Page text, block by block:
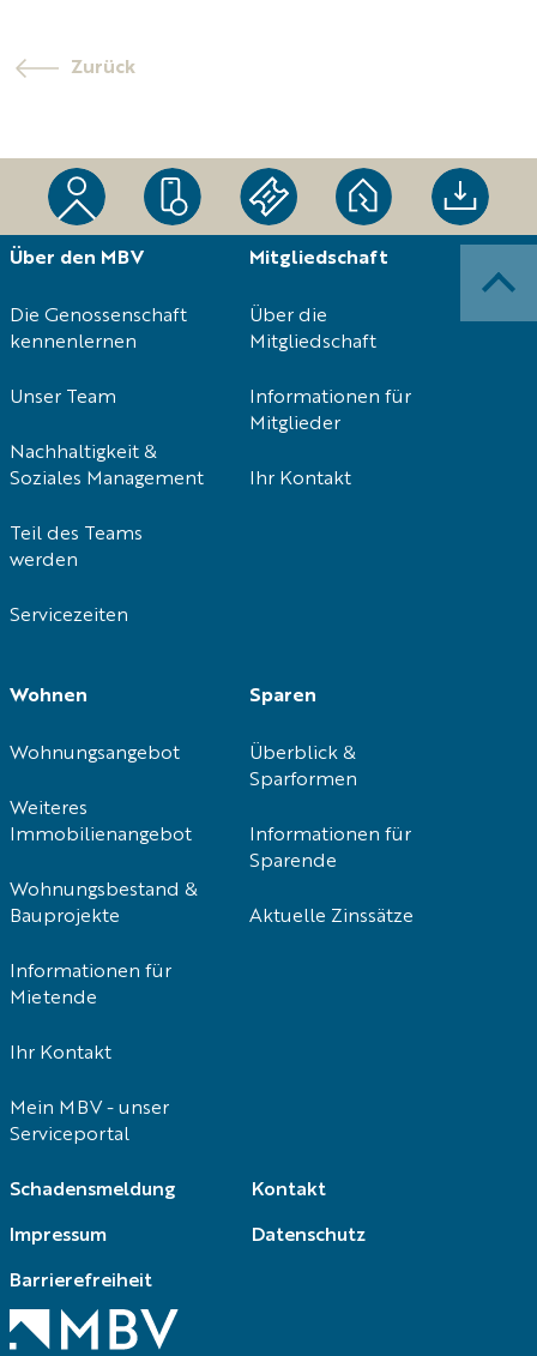
Zurück
Navigation
Über den MBV
Die Genossenschaft
kennenlernen
Unser Team
Nachhaltigkeit &
Soziales Management
Teil des Teams
werden
Servicezeiten
Mitgliedschaft
Über die
Mitgliedschaft
Informationen für
Mitglieder
Ihr Kontakt
Wohnen
Wohnungsangebot
Weiteres
Immobilienangebot
Wohnungsbestand &
Bauprojekte
Informationen für
Mietende
Ihr Kontakt
Mein MBV - unser
Serviceportal
Sparen
Überblick &
Sparformen
Informationen für
Sparende
Aktuelle Zinssätze
Navigation
Schadensmeldung Kontakt
Impressum Datenschutz
Barrierefreiheit